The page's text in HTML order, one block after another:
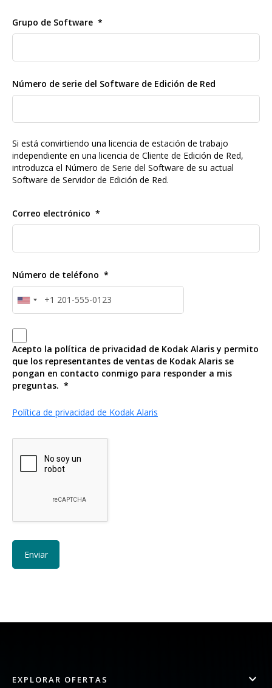
Grupo de Software
Número de serie del Software de Edición de Red
Si está convirtiendo una licencia de estación de trabajo
independiente en una licencia de Cliente de Edición de Red,
introduzca el Número de Serie del Software de su actual
Software de Servidor de Edición de Red.
Correo electrónico
Número de teléfono
Acepto la política de privacidad de Kodak Alaris y permito
que los representantes de ventas de Kodak Alaris se
pongan en contacto conmigo para responder a mis
preguntas.
Política de privacidad de Kodak Alaris
EXPLORAR OFERTAS